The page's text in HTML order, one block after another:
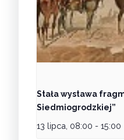
Stała wystawa
Siedmiogrodzkiej”
13 lipca, 08:00 - 15:00